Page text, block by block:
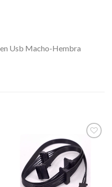
Usb Macho-Hembra
Añadir
a la
lista de
deseos